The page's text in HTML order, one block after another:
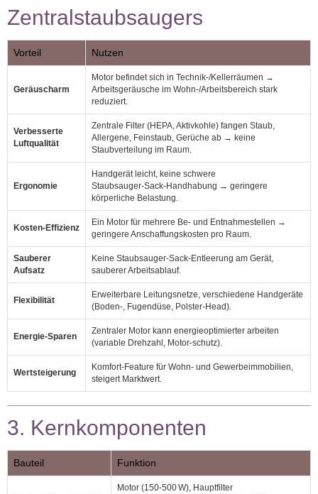
Zentralstaubsaugers
Vorteil Nutzen
Geräuscharm
Motor befindet sich in Technik‑/Kellerräumen →
Arbeitsgeräusche im Wohn‑/Arbeitsbereich stark
reduziert.
Verbesserte
Luftqualität
Zentrale Filter (HEPA, Aktivkohle) fangen Staub,
Allergene, Feinstaub, Gerüche ab → keine
Staubverteilung im Raum.
Ergonomie
Handgerät leicht, keine schwere
Staubsauger‑Sack‑Handhabung → geringere
körperliche Belastung.
Kosten‑Effizienz
Ein Motor für mehrere Be- und Entnahmestellen →
geringere Anschaffungskosten pro Raum.
Sauberer
Aufsatz
Keine Staubsauger‑Sack‑Entleerung am Gerät,
sauberer Arbeitsablauf.
Flexibilität
Erweiterbare Leitungsnetze, verschiedene Handgeräte
(Boden‑, Fugendüse, Polster‑Head).
Energie‑Sparen
Zentraler Motor kann energieoptimierter arbeiten
(variable Drehzahl, Motor‑schutz).
Wertsteigerung
Komfort‑Feature für Wohn‑ und Gewerbeimmobilien,
steigert Marktwert.
3. Kernkomponenten
Bauteil Funktion
Motor (150‑500 W), Hauptfilter